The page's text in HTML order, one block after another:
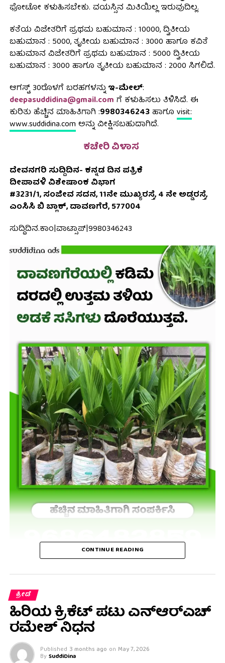
ಫೋಟೋ ಕಳುಹಿಸಬೇಕು. ವಯಸ್ಸಿನ ಮಿತಿಯಿಲ್ಲ ಇರುವುದಿಲ್ಲ.
ಕತೆಯ ವಿಜೇತರಿಗೆ ಪ್ರಥಮ ಬಹುಮಾನ : 10000, ದ್ವಿತೀಯ
ಬಹುಮಾನ : 5000, ತೃತೀಯ ಬಹುಮಾನ : 3000 ಹಾಗೂ ಕವಿತೆ
ಬಹುಮಾನ ವಿಜೇತರಿಗೆ ಪ್ರಥಮ ಬಹುಮಾನ : 5000 ದ್ವಿತೀಯ
ಬಹುಮಾನ : 3000 ಹಾಗೂ ತೃತೀಯ ಬಹುಮಾನ : ₹2000 ಸಿಗಲಿದೆ.
ಆಗಸ್ಟ್‌ 30ರೊಳಗೆ ಬರಹಗಳನ್ನುಇ-ಮೇಲ್‌:
deepasuddidina@gmail.com ಗೆ ಕಳುಹಿಸಲು ತಿಳಿಸಿದೆ. ಈ
ಕುರಿತು ಹೆಚ್ಚಿನ ಮಾಹಿತಿಗಾಗಿ :9980346243ಹಾಗೂ visit:
www.suddidina.comಅನ್ನು ವೀಕ್ಷಿಸಬಹುದಾಗಿದೆ.
ಕಚೇರಿ ವಿಳಾಸ
ದೇವನಗರಿ ಸುದ್ದಿದಿನ- ಕನ್ನಡ ದಿನ ಪತ್ರಿಕೆ
ದೀಪಾವಳಿ ವಿಶೇಷಾಂಕ ವಿಭಾಗ
#3231/1, ಸಂಜೀವ ಸದನ, 11ನೇ ಮುಖ್ಯರಸ್ತೆ, 4 ನೇ ಅಡ್ಡರಸ್ತೆ,
ಎಂಸಿಸಿ ಬಿ ಬ್ಲಾಕ್, ದಾವಣಗೆರೆ, 577004
ಸುದ್ದಿದಿನ.ಕಾಂ|ವಾಟ್ಸಾಪ್|9980346243
CONTINUE READING
ಕ್ರೀಡೆ
ಹಿರಿಯ ಕ್ರಿಕೆಟ್ ಪಟು ಎನ್ಆರ್‌ಎಚ್
ರಮೇಶ್ ನಿಧನ
Published 3 months ago on May 7, 2026
By SuddiDina